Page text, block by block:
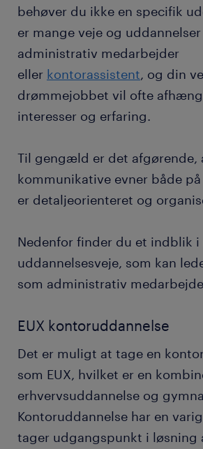
behøver du ikke en specifik
er mange veje og
administrativ medarbejder
eller kontorassistent, og din
drømmejobbet vil ofte
interesser og erfaring.
Til gengæld er det afgørende,
kommunikative evner både
er detaljeorienteret og
Nedenfor finder du et indblik i
uddannelsesveje, som kan
som administrativ
EUX kontoruddannelse
Det er muligt at tage en
som EUX, hvilket er en
erhvervsuddannelse og
Kontoruddannelse har en
tager udgangspunkt i løsning